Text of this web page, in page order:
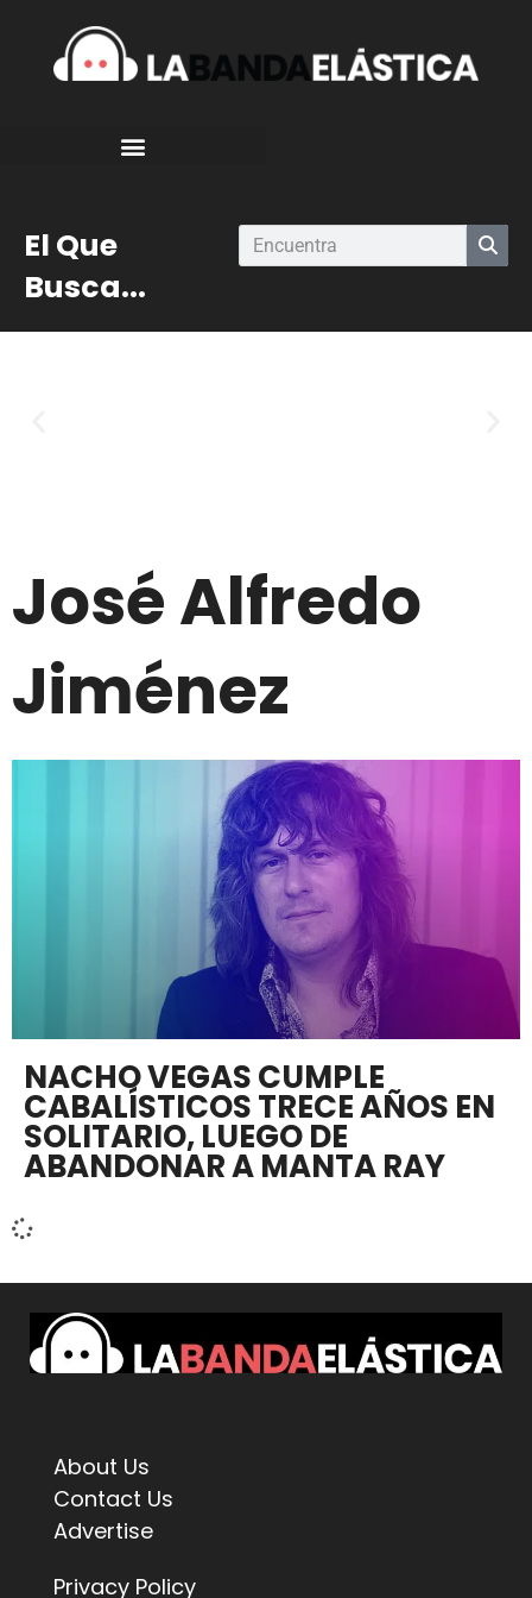
El Que
Busca...
José Alfredo
Jiménez
NACHO VEGAS CUMPLE
CABALÍSTICOS TRECE AÑOS EN
SOLITARIO, LUEGO DE
ABANDONAR A MANTA RAY
About Us
Contact Us
Advertise
Privacy Policy